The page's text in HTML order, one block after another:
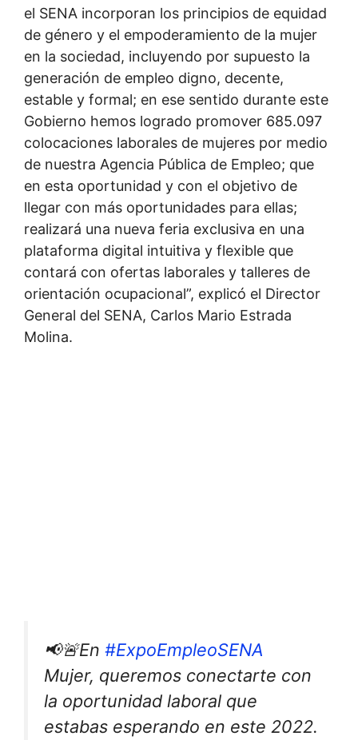
el SENA incorporan los principios de equidad
de género y el empoderamiento de la mujer
en la sociedad, incluyendo por supuesto la
generación de empleo digno, decente,
estable y formal; en ese sentido durante este
Gobierno hemos logrado promover 685.097
colocaciones laborales de mujeres por medio
de nuestra Agencia Pública de Empleo; que
en esta oportunidad y con el objetivo de
llegar con más oportunidades para ellas;
realizará una nueva feria exclusiva en una
plataforma digital intuitiva y flexible que
contará con ofertas laborales y talleres de
orientación ocupacional”, explicó el Director
General del SENA, Carlos Mario Estrada
Molina.
📢🚨En #ExpoEmpleoSENA
Mujer, queremos conectarte con
la oportunidad laboral que
estabas esperando en este 2022.